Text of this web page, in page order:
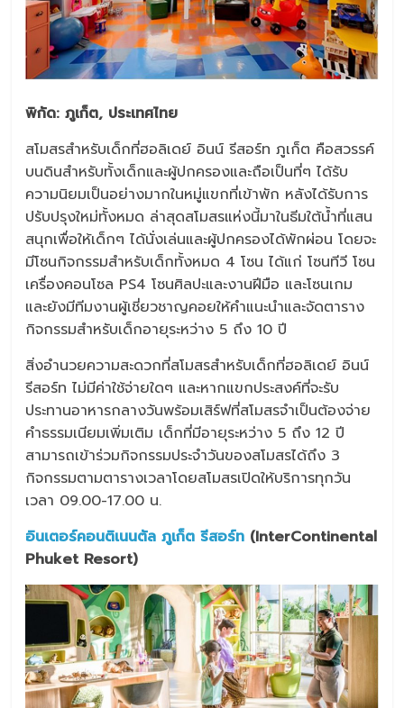
พิกัด: ภูเก็ต, ประเทศไทย
สโมสรสำหรับเด็กที่ฮอลิเดย์ อินน์ รีสอร์ท ภูเก็ต คือสวรรค์
บนดินสำหรับทั้งเด็กและผู้ปกครองและถือเป็นที่ๆ ได้รับ
ความนิยมเป็นอย่างมากในหมู่แขกที่เข้าพัก หลังได้รับการ
ปรับปรุงใหม่ทั้งหมด ล่าสุดสโมสรแห่งนี้มาในธีมใต้น้ำที่แสน
สนุกเพื่อให้เด็กๆ ได้นั่งเล่นและผู้ปกครองได้พักผ่อน โดยจะ
มีโซนกิจกรรมสำหรับเด็กทั้งหมด 4 โซน ได้แก่ โซนทีวี โซน
เครื่องคอนโซล PS4 โซนศิลปะและงานฝีมือ และโซนเกม
และยังมีทีมงานผู้เชี่ยวชาญคอยให้คำแนะนำและจัดตาราง
กิจกรรมสำหรับเด็กอายุระหว่าง 5 ถึง 10 ปี
สิ่งอำนวยความสะดวกที่สโมสรสำหรับเด็กที่ฮอลิเดย์ อินน์
รีสอร์ท ไม่มีค่าใช้จ่ายใดๆ และหากแขกประสงค์ที่จะรับ
ประทานอาหารกลางวันพร้อมเสิร์ฟที่สโมสรจำเป็นต้องจ่าย
คำธรรมเนียมเพิ่มเติม เด็กที่มีอายุระหว่าง 5 ถึง 12 ปี
สามารถเข้าร่วมกิจกรรมประจำวันของสโมสรได้ถึง 3
กิจกรรมตามตารางเวลาโดยสโมสรเปิดให้บริการทุกวัน
เวลา 09.00-17.00 น.
อินเตอร์คอนติเนนตัล ภูเก็ต รีสอร์ท (InterContinental
Phuket Resort)